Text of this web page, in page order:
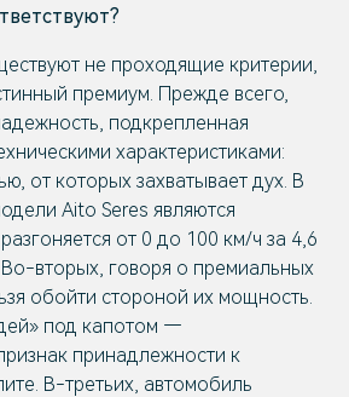
не проходящие критерии,
премиум. Прежде всего,
подкрепленная
характеристиками:
от которых захватывает дух. В
Aito Seres являются
от 0 до 100 км/ч за 4,6
вторых, говоря о премиальных
обойти стороной их мощность.
под капотом —
принадлежности к
В-третьих, автомобиль